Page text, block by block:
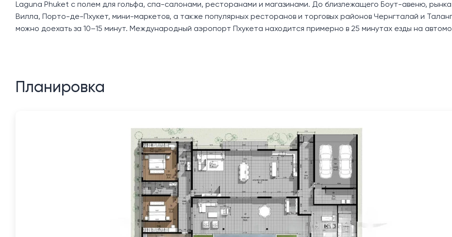
Laguna Phuket с полем для гольфа, спа-салонами, ресторанами и магазинами. До близлежащего Боут-авеню, рынка
Вилла, Порто-де-Пхукет, мини-маркетов, а также популярных ресторанов и торговых районов Чернгталай и Таланг
можно доехать за 10–15 минут. Международный аэропорт Пхукета находится примерно в 25 минутах езды на
Планировка